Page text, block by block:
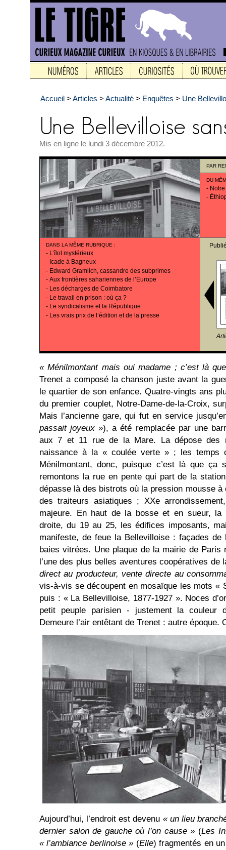
Accueil > Articles > Actualité > Enquêtes > Une
Mis en ligne le lundi 3 décembre 2012.
PAR
DU
-
-
DANS LA MÊME RUBRIQUE :
- L’îlot mystérieux
- Icade à Bagneux
- Edward Gramlich, cassandre des subprimes
- Aux frontières sahariennes de l’Europe
- Les décharges de Coimbatore
- Le travail en prison : où ça ?
- Le syndicalisme et la République
- Les vrais prix de l’édition et de la presse
« Ménilmontant mais oui madame ; c’est là
Trenet a composé la chanson juste avant la
le quartier de son enfance. Quatre-vingts ans
du premier couplet, Notre-Dame-de-la-Croix,
Mais l’ancienne gare, qui fut en service
passait joyeux »), a été remplacée par une
aux 7 et 11 rue de la Mare. La dépose des
naissance à la « coulée verte » ; les temps
Ménilmontant, donc, puisque c’est là que ça
remontons la rue en pente qui part de la
dépasse là des bistrots où la pression mousse à
des traiteurs asiatiques ; XXe
majeure. En haut de la bosse et en sueur,
droite, du 19 au 25, les édifices imposants,
manifeste, de feue la Bellevilloise : façades de
baies vitrées. Une plaque de la mairie de Paris
l’une des plus belles aventures coopératives de
direct au producteur, vente directe au
vis-à-vis se découpent en mosaïque les mots «
puis : « La Bellevilloise, 1877-1927 ». Noces
petit peuple parisien - justement la couleur
Demeure l’air entêtant de Trenet : autre époque.
Aujourd’hui, l’endroit est devenu « un lieu
dernier salon de gauche où l’on cause » (Les
« l’ambiance berlinoise » (Elle) fragmentés en